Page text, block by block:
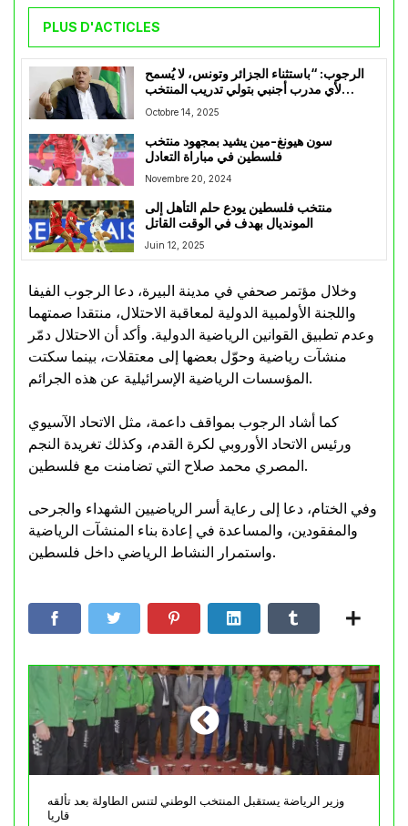
PLUS D'ACTICLES
الرجوب: “باستثناء الجزائر وتونس، لا يُسمح
لأي مدرب أجنبي بتولي تدريب المنتخب
الفلسطيني”
Octobre 14, 2025
سون هيونغ-مين يشيد بمجهود منتخب
فلسطين في مباراة التعادل
Novembre 20, 2024
منتخب فلسطين يودع حلم التأهل إلى
المونديال بهدف في الوقت القاتل
Juin 12, 2025
وخلال مؤتمر صحفي في مدينة البيرة، دعا الرجوب الفيفا
واللجنة الأولمبية الدولية لمعاقبة الاحتلال، منتقدا صمتهما
وعدم تطبيق القوانين الرياضية الدولية. وأكد أن الاحتلال دمّر
منشآت رياضية وحوّل بعضها إلى معتقلات، بينما سكتت
المؤسسات الرياضية الإسرائيلية عن هذه الجرائم.
كما أشاد الرجوب بمواقف داعمة، مثل الاتحاد الآسيوي
ورئيس الاتحاد الأوروبي لكرة القدم، وكذلك تغريدة النجم
المصري محمد صلاح التي تضامنت مع فلسطين.
وفي الختام، دعا إلى رعاية أسر الرياضيين الشهداء والجرحى
والمفقودين، والمساعدة في إعادة بناء المنشآت الرياضية
واستمرار النشاط الرياضي داخل فلسطين.
وزير الرياضة يستقبل المنتخب الوطني لتنس الطاولة بعد تألقه
قاريا